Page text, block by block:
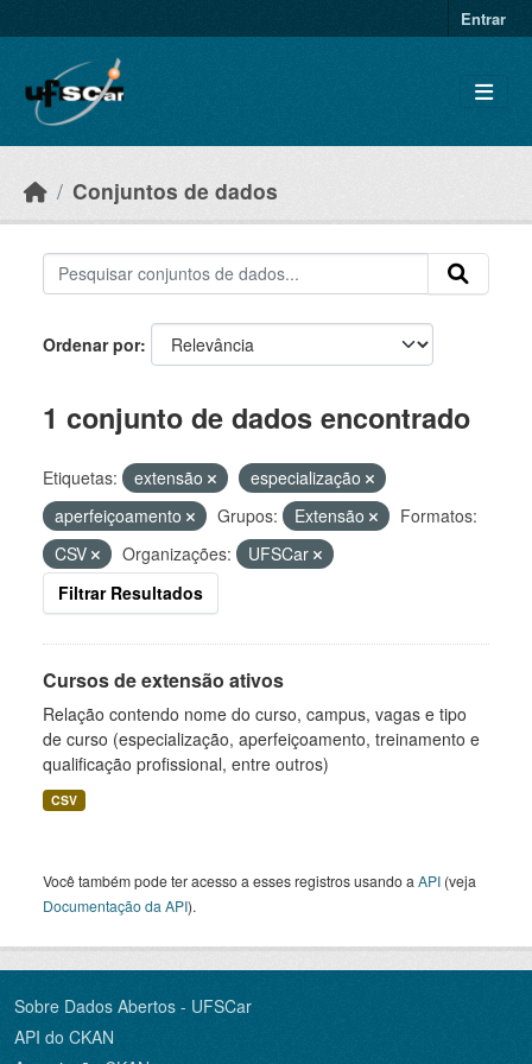
Entrar
Conjuntos de dados
Ordenar por
1 conjunto de dados encontrado
Etiquetas: extensão
especialização
aperfeiçoamento
Grupos: Extensão
Formatos:
CSV
Organizações:
UFSCar
Filtrar Resultados
Cursos de extensão ativos
Relação contendo nome do curso, campus, vagas e tipo
de curso (especialização, aperfeiçoamento, treinamento e
qualificação profissional, entre outros)
CSV
Você também pode ter acesso a esses registros usando a API (veja
Documentação da API).
Sobre Dados Abertos - UFSCar
API do CKAN